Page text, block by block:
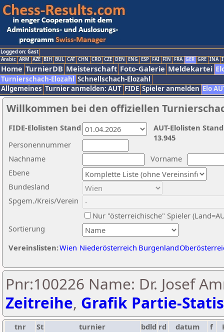
Logged on: Gast
Arabic ARM AZE BIH BUL CAT CHN CRO CZE DEN ENG ESP FAI FIN FRA GER GRE INA
Home TurnierDB Meisterschaft Foto-Galerie Meldekartei
Turnierschach-Elozahl Schnellschach-Elozahl
Allgemeines Turnier anmelden: AUT FIDE Spieler anmelden Elo
Willkommen bei den offiziellen
Nachname
Vorname
Ebene
Sortierung
Personennummer
Bundesland
Spgem./Kreis/Verein
Nur "österreichische" Spieler
Vereinslisten:Wien Niederösterreich Burgenland
AUT-Elolisten
13.945
FIDE-Elolisten Stand
Pnr:100226 Name: Dr. Josef
Zeitreihe, Grafik Partie-
tnr St turnier bdld rd datum f